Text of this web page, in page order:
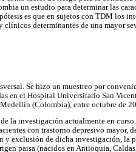
un estudio para determinar las
es que en sujetos con TDM los
clínicos determinantes de una mayor
Se hizo un muestreo por
en el Hospital Universitario San
(Colombia), entre octubre de
la investigación actualmente en
con trastorno depresivo mayor,
y exclusión de dicha investigación, la
paisa (nacidos en Antioquia,